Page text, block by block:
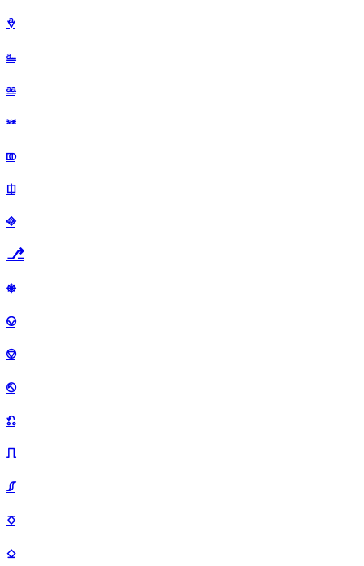
⎀
⎁
⎂
⎃
⎄
⎅
⎆
⎇
⎈
⎉
⎊
⎋
⎌
⎍
⎎
⎏
⎐